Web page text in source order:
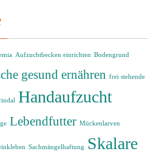
Aufzuchtbecken einrichten Bodengrund
gesund ernähren frei stehende
Handaufzucht
Lebendfutter Mückenlarven
Sachmängelhaftung
Skalare